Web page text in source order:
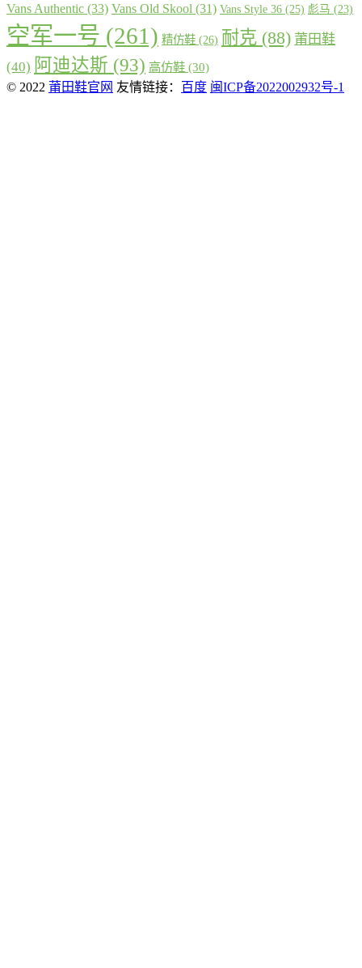
Vans Authentic (33) Vans Old Skool (31) Vans Style 36 (25) 彪马 (23)
空军一号 (261) 精仿鞋 (26) 耐克 (88) 莆田鞋
(40) 阿迪达斯 (93) 高仿鞋 (30)
© 2022 莆田鞋官网 友情链接： 百度 闽ICP备2022002932号-1